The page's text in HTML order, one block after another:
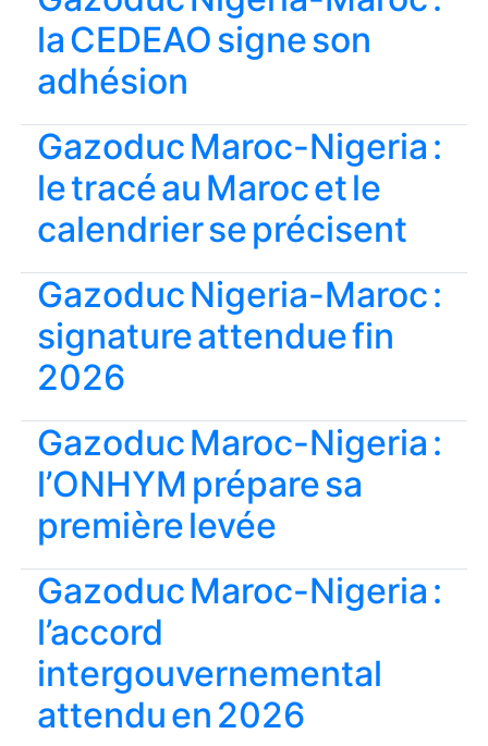
la CEDEAO signe son
adhésion
Gazoduc Maroc-Nigeria :
le tracé au Maroc et le
calendrier se précisent
Gazoduc Nigeria-Maroc :
signature attendue fin
2026
Gazoduc Maroc-Nigeria :
l’ONHYM prépare sa
première levée
Gazoduc Maroc-Nigeria :
l’accord
intergouvernemental
attendu en 2026